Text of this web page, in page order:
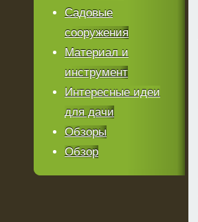
Садовые
сооружения
Материал и
инструмент
Интересные идеи
для дачи
Обзоры
Обзор